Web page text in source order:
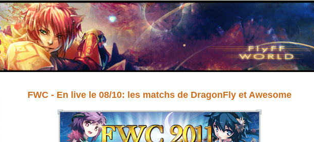
FWC - En live le 08/10: les matchs de DragonFly et Awesome